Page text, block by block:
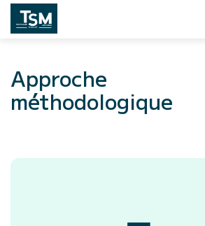
Approche
méthodologique